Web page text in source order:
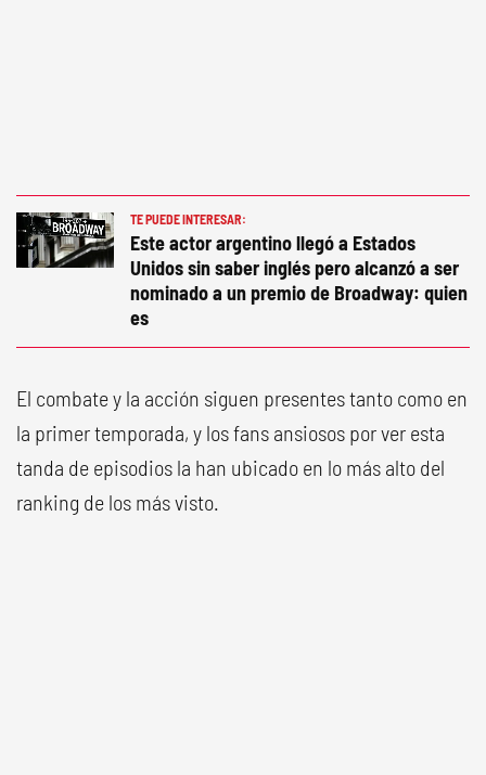
TE PUEDE INTERESAR:
Este actor argentino llegó a Estados
Unidos sin saber inglés pero alcanzó a ser
nominado a un premio de Broadway: quien
es
El combate y la acción siguen presentes tanto como en
la primer temporada, y los fans ansiosos por ver esta
tanda de episodios la han ubicado en lo más alto del
ranking de los más visto.